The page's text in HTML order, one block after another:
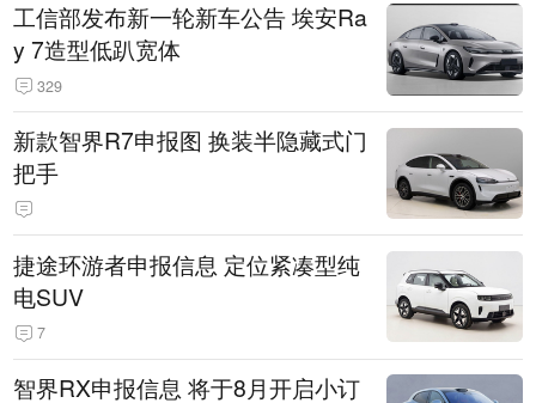
工信部发布新一轮新车公告 埃安Ra
y 7造型低趴宽体
329
新款智界R7申报图 换装半隐藏式门
把手
捷途环游者申报信息 定位紧凑型纯
电SUV
7
智界RX申报信息 将于8月开启小订